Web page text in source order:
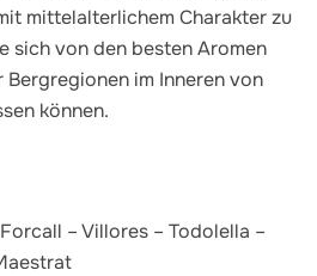
mittelalterlichem Charakter zu
sich von den besten Aromen
Bergregionen im Inneren von
können.
– Villores – Todolella –